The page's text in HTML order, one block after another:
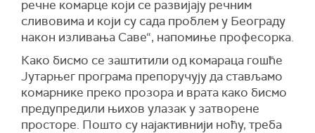
речне комарце који се развијају речним
сливовима и који су сада проблем у Београду
након изливања Саве“, напомиње професорка.
Како бисмо се заштитили од комараца гошће
Јутарњег програма препоручују да стављамо
комарнике преко прозора и врата како бисмо
предупредили њихов улазак у затворене
просторе. Пошто су најактивнији ноћу, треба